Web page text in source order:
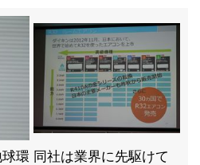
環 同社は業界に先駆けて